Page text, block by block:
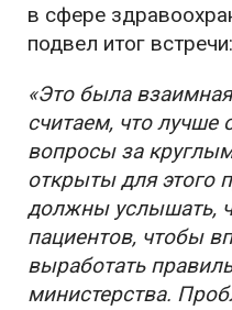
в сфере
подвел итог встречи:
«Это была
считаем, что лучше
вопросы за
открыты для этого
должны услышать,
пациентов, чтобы
выработать
министерства.